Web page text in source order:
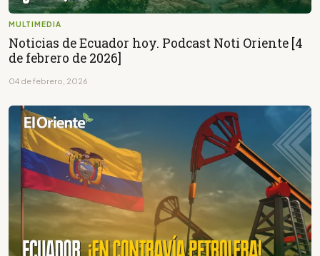
MULTIMEDIA
Noticias de Ecuador hoy. Podcast Noti Oriente [4
de febrero de 2026]
04 de febrero, 2026